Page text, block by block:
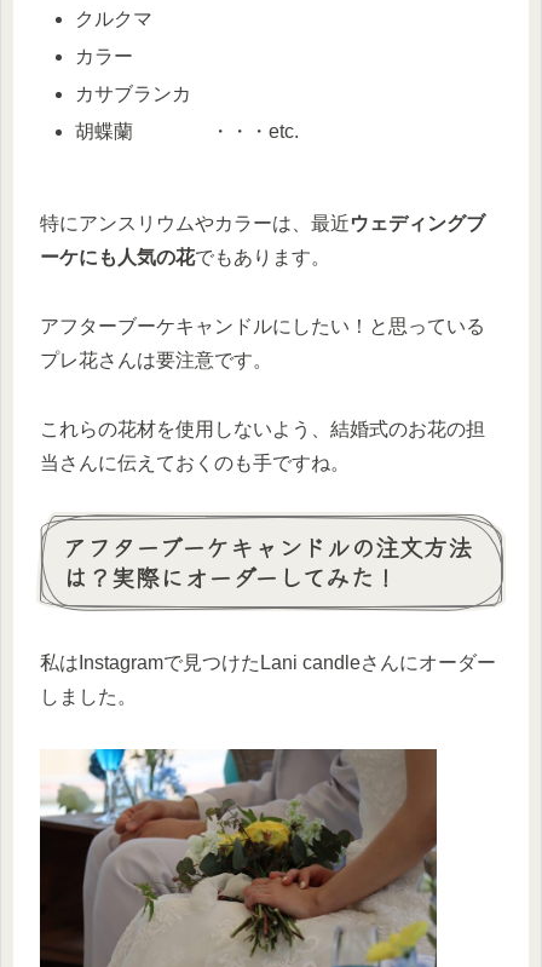
クルクマ
カラー
カサブランカ
胡蝶蘭 ・・・etc.
特にアンスリウムやカラーは、最近ウェディングブ
ーケにも人気の花でもあります。
アフターブーケキャンドルにしたい！と思っている
プレ花さんは要注意です。
これらの花材を使用しないよう、結婚式のお花の担
当さんに伝えておくのも手ですね。
アフターブーケキャンドルの注文方法
は？実際にオーダーしてみた！
私はInstagramで見つけたLani candleさんにオーダー
しました。